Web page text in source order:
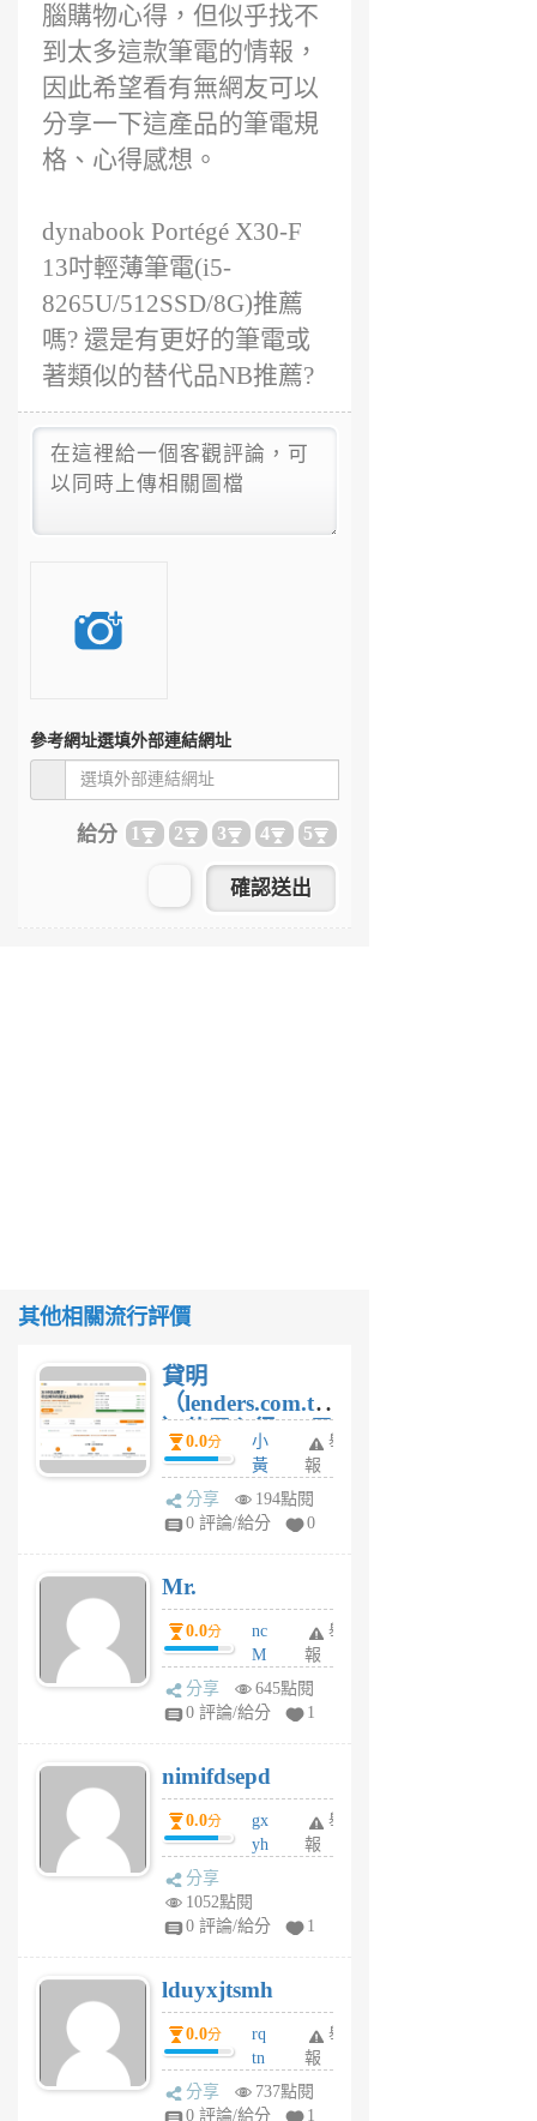
腦購物心得，但似乎找不
到太多這款筆電的情報，
因此希望看有無網友可以
分享一下這產品的筆電規
格、心得感想。
dynabook Portégé X30-F
13吋輕薄筆電(i5-
8265U/512SSD/8G)推薦
嗎? 還是有更好的筆電或
著類似的替代品NB推薦?
參考網址選填外部連結網址
給分 1 2 3 4 5
其他相關流行評價
貸明
（lenders.com.tw
）使用心得 — 民
間貸款比較平台
體驗
0.0分
小
黃
蜂
1
舉
報
分享
194點閱
0 評論/給分
0
Mr.
0.0分
nc
M
U
F
U
5
個
月
舉
報
分享
645點閱
0 評論/給分
1
nimifdsepd
0.0分
gx
yh
jl
月
前
舉
報
分享
1052點閱
0 評論/給分
1
lduyxjtsmh
0.0分
rq
tn
jt
gl
舉
報
分享
737點閱
0 評論/給分
1